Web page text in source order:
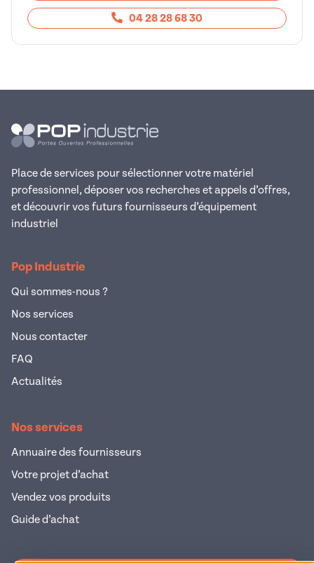
04 28 28 68 30
Place de services pour sélectionner votre matériel
professionnel, déposer vos recherches et appels d’offres,
et découvrir vos futurs fournisseurs d’équipement
industriel
Pop Industrie
Qui sommes-nous ?
Nos services
Nous contacter
FAQ
Actualités
Nos services
Annuaire des fournisseurs
Votre projet d’achat
Vendez vos produits
Guide d’achat